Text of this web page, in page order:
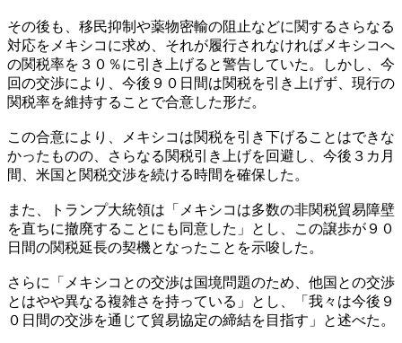
その後も、移民抑制や薬物密輸の阻止などに関するさらなる
対応をメキシコに求め、それが履行されなければメキシコへ
の関税率を３０％に引き上げると警告していた。しかし、今
回の交渉により、今後９０日間は関税を引き上げず、現行の
関税率を維持することで合意した形だ。
この合意により、メキシコは関税を引き下げることはできな
かったものの、さらなる関税引き上げを回避し、今後３カ月
間、米国と関税交渉を続ける時間を確保した。
また、トランプ大統領は「メキシコは多数の非関税貿易障壁
を直ちに撤廃することにも同意した」とし、この譲歩が９０
日間の関税延長の契機となったことを示唆した。
さらに「メキシコとの交渉は国境問題のため、他国との交渉
とはやや異なる複雑さを持っている」とし、「我々は今後９
０日間の交渉を通じて貿易協定の締結を目指す」と述べた。